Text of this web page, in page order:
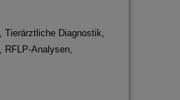
Diagnostik,
Analysen,